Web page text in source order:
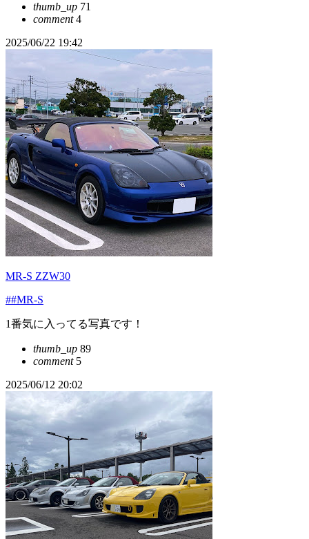
thumb_up 71
comment4
2025/06/22 19:42
MR-S ZZW30
##MR-S
1番気に入ってる写真です！
thumb_up 89
comment5
2025/06/12 20:02